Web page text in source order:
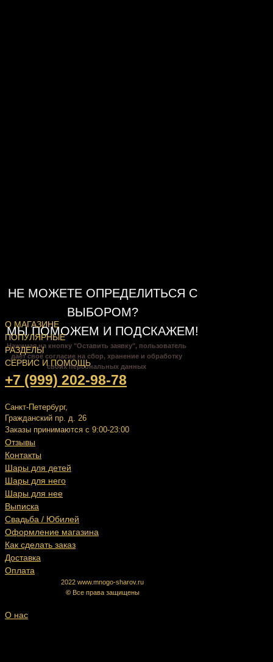
НЕ МОЖЕТЕ ОПРЕДЕЛИТЬСЯ С
ВЫБОРОМ?
МЫ ПОМОЖЕМ И ПОДСКАЖЕМ!
Нажимая на кнопку "Оставить заявку", пользователь
даёт своё согласие на сбор, хранение и обработку
своих персональных данных
О МАГАЗИНЕ
ПОПУЛЯРНЫЕ
РАЗДЕЛЫ
СЕРВИС И ПОМОЩЬ
+7 (999) 202-98-78
Санкт-Петербург,
Гражданский пр. д. 26
Заказы принимаются с 9:00-23:00
Отзывы
Контакты
Шары для детей
Шары для него
Шары для нее
Выписка
Свадьба / Юбилей
Оформление магазина
Как сделать заказ
Доставка
Оплата
2022 www.mnogo-sharov.ru
© Все права защищены
О нас